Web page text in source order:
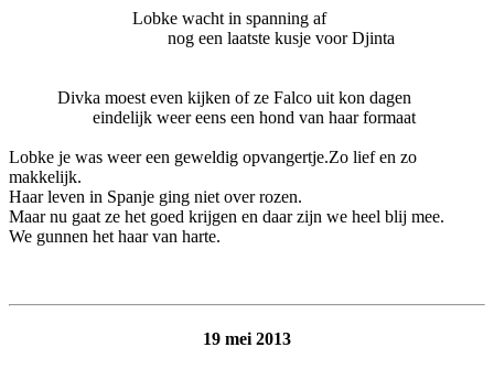
Lobke wacht in spanning af
nog een laatste kusje voor Djinta
Divka moest even kijken of ze Falco uit kon dagen
eindelijk weer eens een hond van haar formaat
Lobke je was weer een geweldig opvangertje.Zo lief en zo
makkelijk.
Haar leven in Spanje ging niet over rozen.
Maar nu gaat ze het goed krijgen en daar zijn we heel blij mee.
We gunnen het haar van harte.
19 mei 2013